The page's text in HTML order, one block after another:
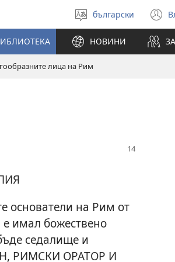
Избери
език
български
НОВИНИ
лица на Рим
основатели на Рим от
имал божествено
седалище и
РИМСКИ ОРАТОР И